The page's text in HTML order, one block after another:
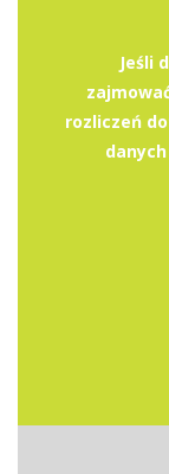
Jeśli
rozliczeń